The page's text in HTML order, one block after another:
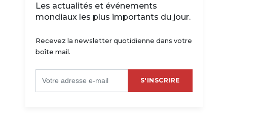
Les actualités et événements
mondiaux les plus importants du jour.
Recevez la newsletter quotidienne dans votre
boîte mail.
S'INSCRIRE